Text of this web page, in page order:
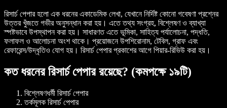
রিসার্চ পেপার হলো এক ধরনের একাডেমিক লেখা, যেখানে নির্দিষ্ট কোনো গবেষণা প্রশ্নের
উত্তর খুঁজতে গভীর অনুসন্ধান করা হয়। এতে তথ্য সংগ্রহ, বিশ্লেষণ ও ব্যাখ্যা
স্পষ্টভাবে উপস্থাপন করা হয়। সাধারণত এতে ভূমিকা, সাহিত্য পর্যালোচনা, পদ্ধতি,
ফলাফল ও আলোচনা অংশ থাকে। প্রয়োজনে উপশিরোনাম, টেবিল, গ্রাফ এবং
রেফারেন্স/উদ্ধৃতিও যোগ হয়। রিসার্চ পেপার প্রকাশের আগে পিয়ার-রিভিউ করা হয়।
কত ধরনের রিসার্চ পেপার রয়েছে? (কমপক্ষে ১৯টি)
বিশ্লেষণধর্মী রিসার্চ পেপার
তর্কমূলক রিসার্চ পেপার